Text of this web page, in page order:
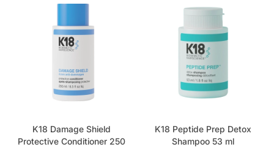
K18 Damage Shield
Protective Conditioner 250
K18 Peptide Prep Detox
Shampoo 53 ml